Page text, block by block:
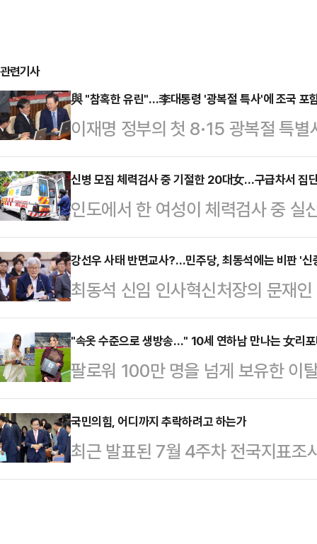
관련기사
與 "참혹한 유린"…李대통령 '광복절 특사'에 조국 포
이재명 정부의 첫 8·15 광복절 특
으로 조국 전 조국혁신당 대표 사면
당 당권 도전에 나선 박찬대 후보
전 대표의 사면과 관련해 "검토가
많을 것이기 때문에 어떤 식으로든
느냐"고 했다. 다만 "사면권은 대통
이에 대해 언급하는 것은 조심스럽
입시 비…
신병 모집 체력검사 중 기절한 20대女…구급차서 집
인도에서 한 여성이 체력검사 중 실
성폭행을 당하는 사건이 발생해 충
스오브인디아 등에 따르면 피해 여
지역에서 국가방위군 신병 모집 체
다.의식을 잃은 A씨는 현장에 대기
다.병원에서 의식을 일부 회복한 A
남성에게 성폭행을 당했다"고 진술
이면 도착할 3.…
강선우 사태 반면교사?…민주당, 최동석에는 비판 '신
최동석 신임 인사혁신처장의 문재
지고 있다. 다만 더불어민주당 의원
부의 인사 검증 시스템 논란 확산
다.28일 정치권에 따르면 최동석
일 유튜브 방송에 출연해 문재인 전
니다"며 "지금도 책을 팔면서 책장
책임 의식은 찾아볼 수가 없다"고
공격했다. …
"속옷 수준으로 생방송…" 10세 연하남 만나는 女리
팔로워 100만 명을 넘게 보유한 이
나의 과한 노출 의상이 화제의 중
에 따르면 엘레오노라 인카르도나
스타디움에서 열린 PSG와 바이에
착용했다.공개된 사진에 따르면 인
국민의힘, 어디까지 추락하려고 하는가
최근 발표된 7월 4주차 전국지표
이 17%를 기록하며 사상 최저치를